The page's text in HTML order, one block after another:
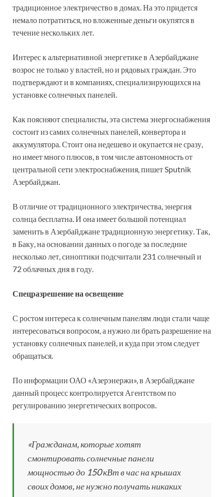
традиционное электричество в домах. На это придется
немало потратиться, но вложенные деньги окупятся в
течение нескольких лет.
Интерес к альтернативной энергетике в Азербайджане
возрос не только у властей, но и рядовых граждан. Это
подтверждают и в компаниях, специализирующихся на
установке солнечных панелей.
Как поясняют специалисты, эта система энергоснабжения
состоит из самих солнечных панелей, конвертора и
аккумулятора. Стоит она недешево и окупается не сразу,
но имеет много плюсов, в том числе автономность от
центральной сети электроснабжения, пишет Sputnik
Азербайджан.
В отличие от традиционного электричества, энергия
солнца бесплатна. И она имеет большой потенциал
заменить в Азербайджане традиционную энергетику. Так,
в Баку, на основании данных о погоде за последние
несколько лет, синоптики подсчитали 231 солнечный и
72 облачных дня в году.
Спецразрешение на освещение
С ростом интереса к солнечным панелям люди стали чаще
интересоваться вопросом, а нужно ли брать разрешение на
установку солнечных панелей, и куда при этом следует
обращаться.
По информации ОАО «Азерэнержи», в Азербайджане
данный процесс контролируется Агентством по
регулированию энергетических вопросов.
«Гражданам, которые хотят
смонтировать солнечные панели
мощностью до 150 кВт в час на крышах
своих домов, не нужно получать никаких